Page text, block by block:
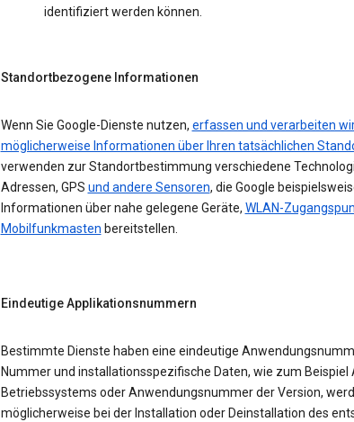
identifiziert werden können.
Standortbezogene Informationen
Wenn Sie Google-Dienste nutzen, erfassen und verarbeiten
möglicherweise Informationen über Ihren tatsächlichen
verwenden zur Standortbestimmung verschiedene
Adressen, GPS und andere Sensoren, die Google
Informationen über nahe gelegene Geräte, WLAN-
Mobilfunkmasten bereitstellen.
Eindeutige Applikationsnummern
Bestimmte Dienste haben eine eindeutige
Nummer und installationsspezifische Daten, wie zum Beispiel
Betriebssystems oder Anwendungsnummer der Version,
möglicherweise bei der Installation oder Deinstallation des